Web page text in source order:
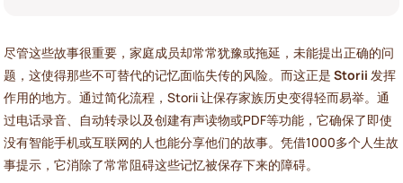
尽管这些故事很重要，家庭成员却常常犹豫或拖延，未能提出正确的问
题，这使得那些不可替代的记忆面临失传的风险。而这正是 Storii 发挥
作用的地方。通过简化流程，Storii 让保存家族历史变得轻而易举。通
过电话录音、自动转录以及创建有声读物或PDF等功能，它确保了即使
没有智能手机或互联网的人也能分享他们的故事。凭借1000多个人生故
事提示，它消除了常常阻碍这些记忆被保存下来的障碍。